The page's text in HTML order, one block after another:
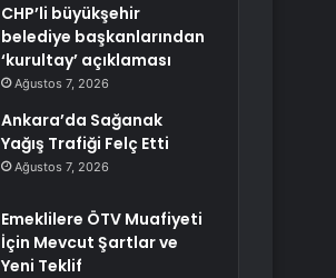
CHP’li büyükşehir
belediye başkanlarından
‘kurultay’ açıklaması
Ağustos 7, 2026
Ankara’da Sağanak
Yağış Trafiği Felç Etti
Ağustos 7, 2026
Emeklilere ÖTV Muafiyeti
İçin Mevcut Şartlar ve
Yeni Teklif